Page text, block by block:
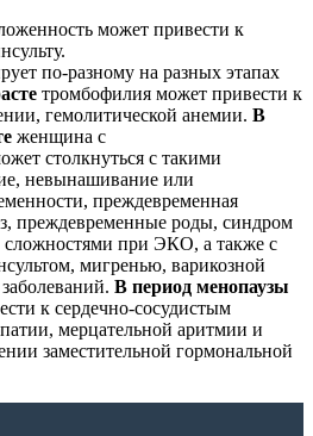
может привести к
по-разному на разных этапах
тромбофилия может привести к
гемолитической анемии. В
женщина с
столкнуться с такими
невынашивание или
преждевременная
преждевременные роды, синдром
сложностями при ЭКО, а также с
мигренью, варикозной
В период менопаузы
к сердечно-сосудистым
мерцательной аритмии и
заместительной гормональной